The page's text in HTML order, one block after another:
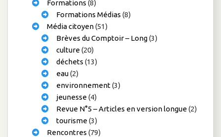
Formations (8)
Formations Médias (8)
Média citoyen(51)
Brèves du Comptoir – Long(3)
culture(20)
déchets (13)
eau(2)
environnement(3)
jeunesse(4)
Revue N°5 – Articles en version longue(2)
tourisme(3)
Rencontres (79)